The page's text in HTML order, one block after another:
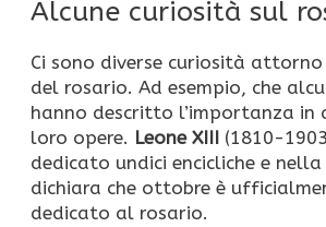
Alcune curiosità sul
Ci sono diverse curiosità
del rosario. Ad esempio, che
hanno descritto l’importanza in
loro opere. Leone XIII (1810-
dedicato undici encicliche e
dichiara che ottobre è
dedicato al rosario.